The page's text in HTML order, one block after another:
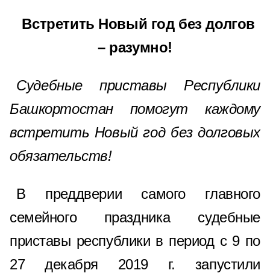
Встретить Новый год без долгов
– разумно!
Судебные приставы Республики
Башкортостан помогут каждому
встретить Новый год без долговых
обязательств!
В преддверии самого главного
семейного праздника судебные
приставы республики в период с 9 по
27 декабря 2019 г. запустили